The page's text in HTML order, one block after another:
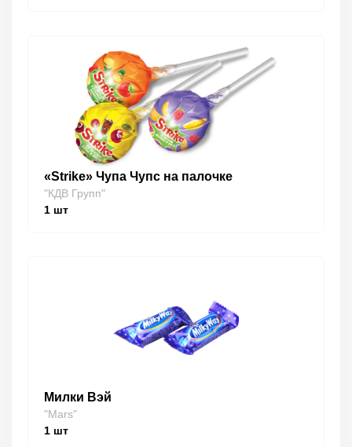
«Strike» Чупа Чупс на палочке
"КДВ Групп"
1 шт
Милки Вэй
"Mars"
1 шт